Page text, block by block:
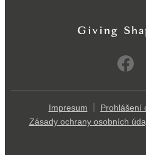
Impresum
Prohlášení
Zásady ochrany osobních